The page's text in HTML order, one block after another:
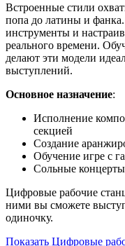
Встроенные стили
попа до латины и
инструменты и
реального времени.
делают эти модели
выступлений.
Основное назначение:
Исполнение
секцией
Создание
Обучение игре с
Сольные
Цифровые рабочие
ними вы сможете
одиночку.
Показать Цифровые